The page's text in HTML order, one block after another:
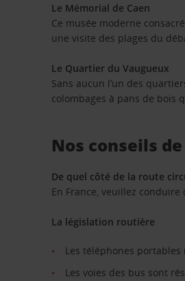
Le Mémorial de Caen
Ce musée moderne
une visite des plages du
Le Quartier du Vaugueux
Sans aucun l’un des
colombages à pans de bois
Nos conseils
De quel côté de la route
En France, veuillez conduire
La législation routière
Les téléphones
Les voies des bus sont